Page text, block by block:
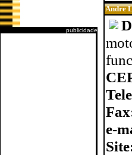
publicidade
Andre
e-